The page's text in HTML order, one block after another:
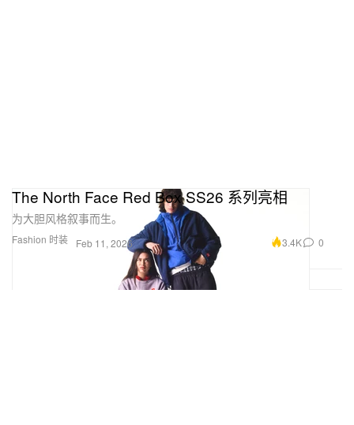
Fashion 时装
The North Face Red Box SS26 系列亮相
为大胆风格叙事而生。
Feb 11, 2026 3.4K 0